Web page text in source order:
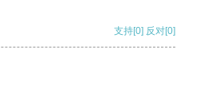
支持[0] 反对[0]